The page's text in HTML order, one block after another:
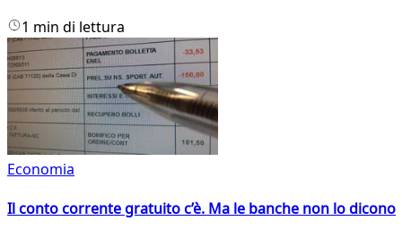
1 min di lettura
Economia
Il conto corrente gratuito c’è. Ma le banche non lo dicono